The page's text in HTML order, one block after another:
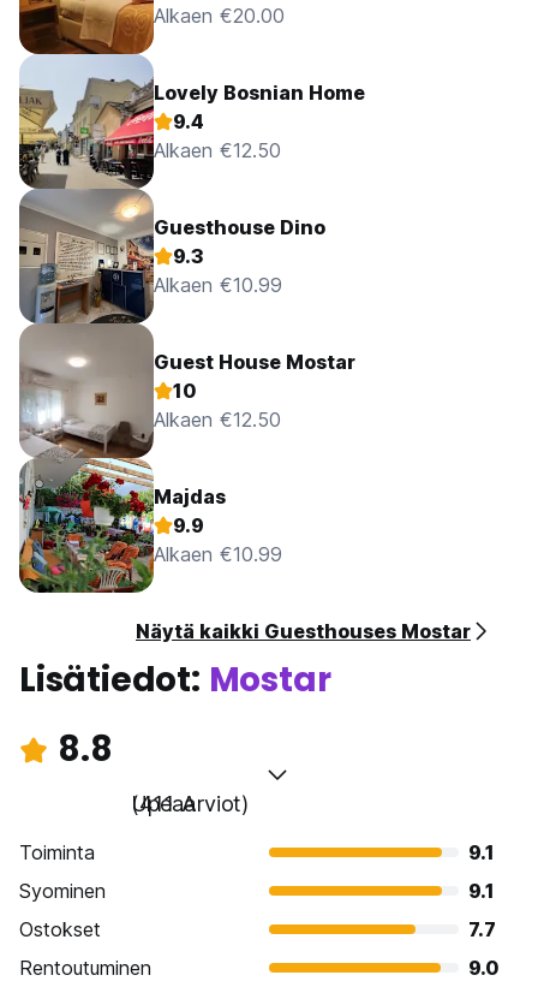
Alkaen €20.00
Lovely Bosnian Home
9.4
Alkaen €12.50
Guesthouse Dino
9.3
Alkaen €10.99
Guest House Mostar
10
Alkaen €12.50
Majdas
9.9
Alkaen €10.99
Näytä kaikki Guesthouses Mostar
Lisätiedot: Mostar
8.8
Upeaa
(411 Arviot)
Toiminta
9.1
Syominen
9.1
Ostokset
7.7
Rentoutuminen
9.0